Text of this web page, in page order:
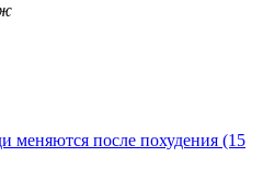
меняются после похудения (15